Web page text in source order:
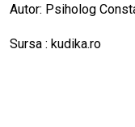
Autor: Psiholog
Sursa : kudika.ro